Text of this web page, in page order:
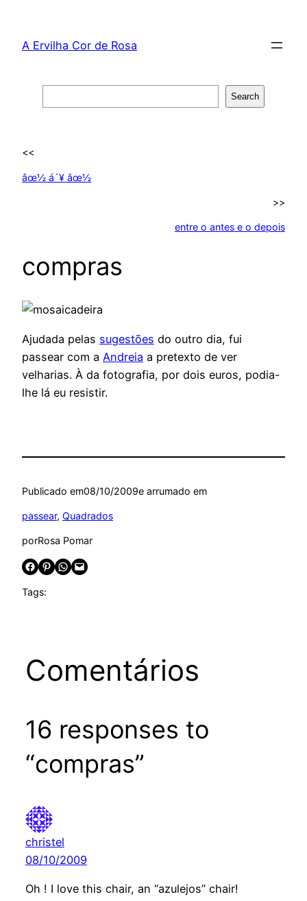
content
A Ervilha Cor de Rosa
Search
<<
âœ½ á´¥ âœ½
>>
entre o antes e o depois
compras
Ajudada pelas sugestões do outro dia, fui
passear com a Andreia a pretexto de ver
velharias. À da fotografia, por dois euros, podia-
lhe lá eu resistir.
Publicado em08/10/2009e arrumado em
passear, Quadrados
porRosa Pomar
Share on Facebook Share on Pinterest Share on WhatsApp Email this Page
Tags:
Comentários
16 responses to
“compras”
christel
08/10/2009
Oh ! I love this chair, an “azulejos” chair!